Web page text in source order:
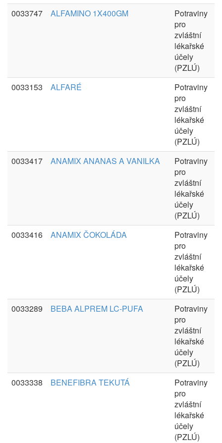
0033747
ALFAMINO 1X400GM
Potraviny
pro
zvláštní
lékařské
účely
(PZLÚ)
0033153
ALFARÉ
Potraviny
pro
zvláštní
lékařské
účely
(PZLÚ)
0033417
ANAMIX ANANAS A VANILKA
Potraviny
pro
zvláštní
lékařské
účely
(PZLÚ)
0033416
ANAMIX ČOKOLÁDA
Potraviny
pro
zvláštní
lékařské
účely
(PZLÚ)
0033289
BEBA ALPREM LC-PUFA
Potraviny
pro
zvláštní
lékařské
účely
(PZLÚ)
0033338
BENEFIBRA TEKUTÁ
Potraviny
pro
zvláštní
lékařské
účely
(PZLÚ)